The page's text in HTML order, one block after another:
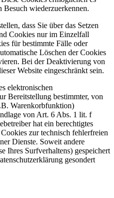
Besuch wiederzuerkennen.
dass Sie über das Setzen
Cookies nur im Einzelfall
für bestimmte Fälle oder
Löschen der Cookies
Bei der Deaktivierung von
Website eingeschränkt sein.
elektronischen
Bereitstellung bestimmter, von
Warenkorbfunktion)
von Art. 6 Abs. 1 lit. f
hat ein berechtigtes
zur technisch fehlerfreien
Dienste. Soweit andere
Ihres Surfverhaltens) gespeichert
gesondert